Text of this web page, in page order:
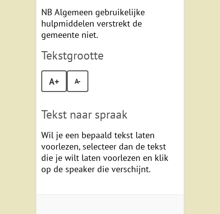
NB Algemeen gebruikelijke
hulpmiddelen verstrekt de
gemeente niet.
Tekstgrootte
A+ A-
Tekst naar spraak
Wil je een bepaald tekst laten
voorlezen, selecteer dan de tekst
die je wilt laten voorlezen en klik
op de speaker die verschijnt.